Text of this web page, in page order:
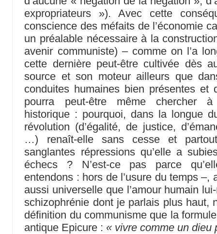
expropriateurs »). Avec cette
conscience des méfaits de l’économie
un préalable nécessaire à la
avenir communiste) – comme on l’a
cette dernière peut-être cultivée dès
source et son moteur ailleurs que
conduites humaines bien présentes et
pourra peut-être même chercher
historique : pourquoi, dans la longue
révolution (d’égalité, de justice,
…) renaît-elle sans cesse et
sanglantes répressions qu’elle a
échecs ? N’est-ce pas parce
entendons : hors de l’usure du temps
aussi universelle que l’amour humain
schizophrénie dont je parlais plus haut,
définition du communisme que la
antique Epicure : « vivre comme un dieu